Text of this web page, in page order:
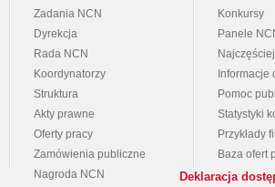
Zadania NCN
Dyrekcja
Rada NCN
Koordynatorzy
Struktura
Akty prawne
Oferty pracy
Zamówienia publiczne
Nagroda NCN
Konkursy
Panele
Informacje
Pomoc
Statystyki
Przykłady
Baza ofert
Deklaracja